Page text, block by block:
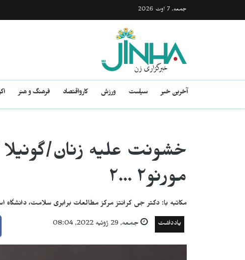
جمعه, 7 اوت 2026
آخرین خبر سیاست ورزش کارواقتصاد فرهنگ و هنر
مورنو٢ ...٢
مکاتبه با: دکتر جی کرانتز مرکز مطالعات برابری سلامت، دانشگاه
یادداشت جمعه, 29 ژوئیه 2022, 08:04